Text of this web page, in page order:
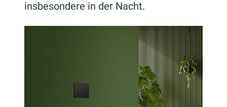
insbesondere in der Nacht.